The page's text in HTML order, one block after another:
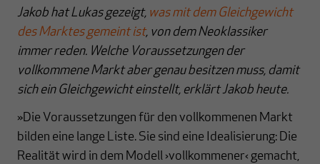
Jakob hat Lukas gezeigt, was mit dem Gleichgewicht
des Marktes gemeint ist, von dem Neoklassiker
immer reden. Welche Voraussetzungen der
vollkommene Markt aber genau besitzen muss, damit
sich ein Gleichgewicht einstellt, erklärt Jakob heute.
»Die Voraussetzungen für den vollkommenen Markt
bilden eine lange Liste. Sie sind eine Idealisierung: Die
Realität wird in dem Modell ›vollkommener‹ gemacht,